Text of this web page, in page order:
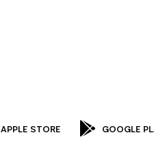
APPLE STORE GOOGLE